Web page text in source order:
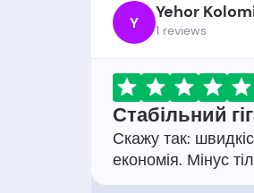
Y Yehor
1 reviews
Стабільний
Скажу так: